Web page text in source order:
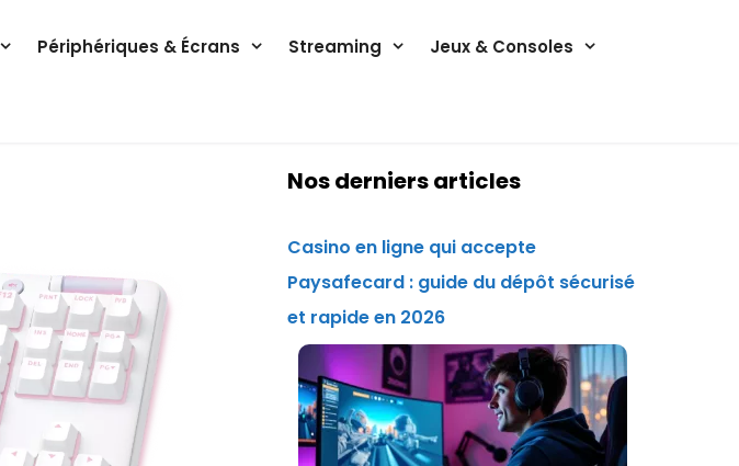
Périphériques & Écrans Streaming Jeux & Consoles
Nos derniers articles
Casino en ligne qui accepte
Paysafecard : guide du dépôt sécurisé
et rapide en 2026